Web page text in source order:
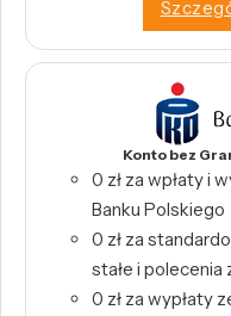
Konto bez
0 zł za wpłaty i
Banku Polskiego
0 zł za
stałe i polecenia
0 zł za wypłaty